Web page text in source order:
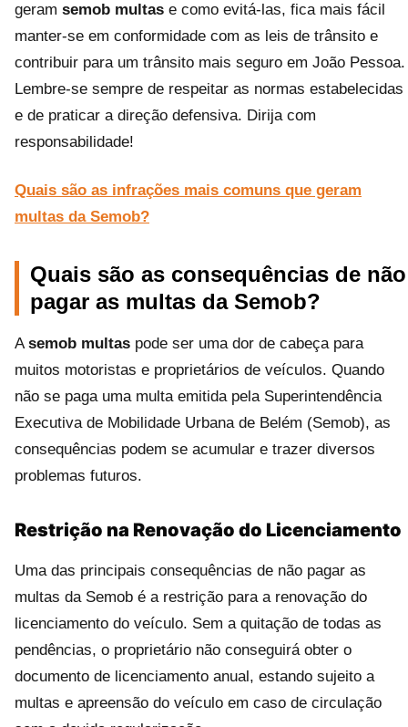
geram semob multas e como evitá-las, fica mais fácil
manter-se em conformidade com as leis de trânsito e
contribuir para um trânsito mais seguro em João Pessoa.
Lembre-se sempre de respeitar as normas estabelecidas
e de praticar a direção defensiva. Dirija com
responsabilidade!
Quais são as infrações mais comuns que geram
multas da Semob?
Quais são as consequências de não
pagar as multas da Semob?
Asemob multas pode ser uma dor de cabeça para
muitos motoristas e proprietários de veículos. Quando
não se paga uma multa emitida pela Superintendência
Executiva de Mobilidade Urbana de Belém (Semob), as
consequências podem se acumular e trazer diversos
problemas futuros.
Restrição na Renovação do Licenciamento
Uma das principais consequências de não pagar as
multas da Semob é a restrição para a renovação do
licenciamento do veículo. Sem a quitação de todas as
pendências, o proprietário não conseguirá obter o
documento de licenciamento anual, estando sujeito a
multas e apreensão do veículo em caso de circulação